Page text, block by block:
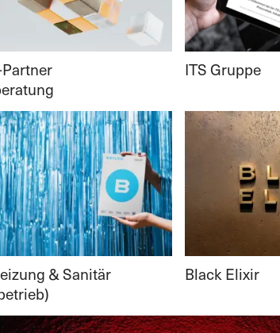
ITS Gruppe
& Sanitär
Black Elixir